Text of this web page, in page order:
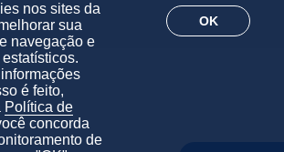
nos sites da
sua
navegação e
é feito,
Política de
concorda
de
OK